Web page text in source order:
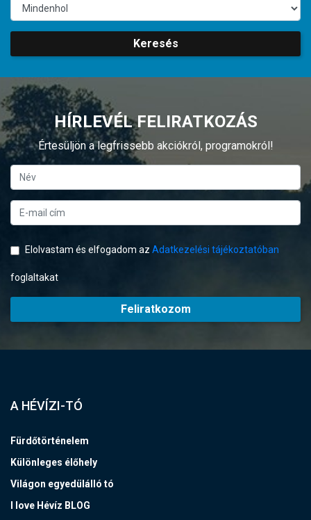
Keresés
HÍRLEVÉL FELIRATKOZÁS
Értesüljön a legfrissebb akciókról, programokról!
Elolvastam és elfogadom az Adatkezelési tájékoztatóban
foglaltakat
Feliratkozom
A HÉVÍZI-TÓ
Fürdőtörténelem
Különleges élőhely
Világon egyedülálló tó
I love Hévíz BLOG